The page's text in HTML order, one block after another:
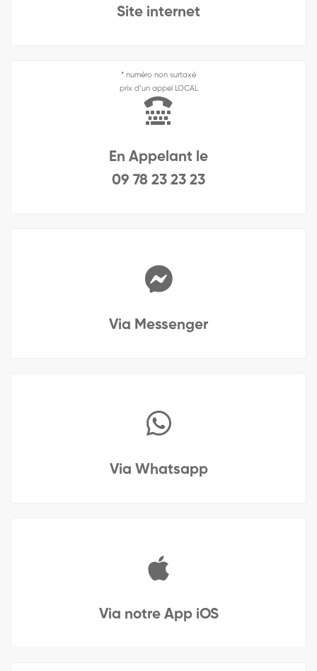
Site internet
* numéro non surtaxé
prix d’un appel LOCAL
En Appelant le
09 78 23 23 23
Via Messenger
Via Whatsapp
Via notre App iOS